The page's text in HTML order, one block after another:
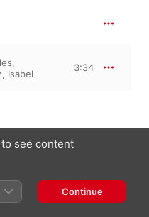
,
, Isabel
3:34
see content
Continue